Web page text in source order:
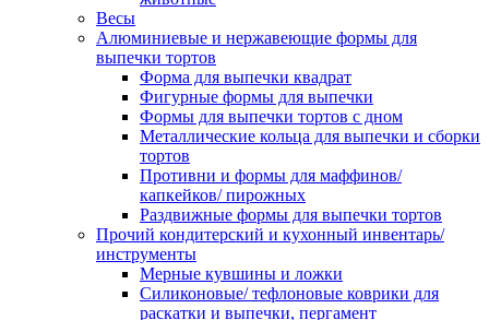
Весы
Алюминиевые и нержавеющие формы для
выпечки тортов
Форма для выпечки квадрат
Фигурные формы для выпечки
Формы для выпечки тортов с дном
Металлические кольца для выпечки и сборки
тортов
Противни и формы для маффинов/
капкейков/ пирожных
Раздвижные формы для выпечки тортов
Прочий кондитерский и кухонный инвентарь/
инструменты
Мерные кувшины и ложки
Силиконовые/ тефлоновые коврики для
раскатки и выпечки, пергамент